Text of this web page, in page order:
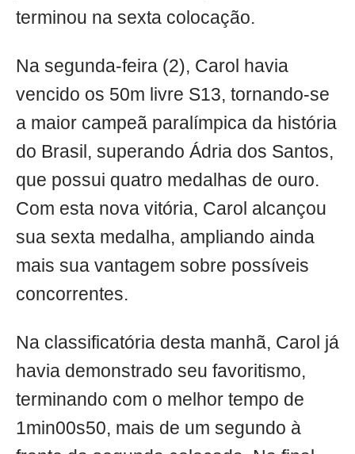
terminou na sexta colocação.
Na segunda-feira (2), Carol havia
vencido os 50m livre S13, tornando-se
a maior campeã paralímpica da história
do Brasil, superando Ádria dos Santos,
que possui quatro medalhas de ouro.
Com esta nova vitória, Carol alcançou
sua sexta medalha, ampliando ainda
mais sua vantagem sobre possíveis
concorrentes.
Na classificatória desta manhã, Carol já
havia demonstrado seu favoritismo,
terminando com o melhor tempo de
1min00s50, mais de um segundo à